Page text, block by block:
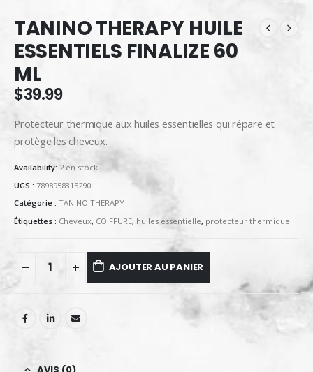
TANINO THERAPY HUILE
ESSENTIELS FINALIZE 60
ML
$39.99
Protecteur thermique aux huiles essentielles qui répare et
protège les cheveux.
Availability: 2 en stock
UGS : 7898958315290
Catégorie : TANINO THERAPY
Étiquettes : Cheveux, COIFFURE, huiles essentielle, protecteur thermique
AJOUTER AU PANIER
AVIS (0)